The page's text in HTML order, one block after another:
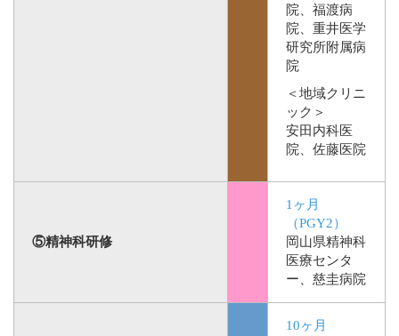
院、福渡病
院、重井医学
研究所附属病
院
＜地域クリニ
ック＞
安田内科医
院、佐藤医院
⑤精神科研修
1ヶ月
（PGY2）
岡山県精神科
医療センタ
ー、慈圭病院
10ヶ月